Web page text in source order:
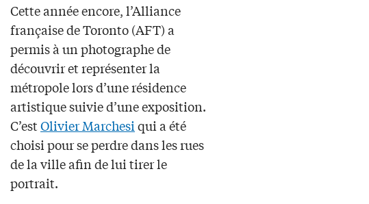
Cette année encore, l’Alliance
française de Toronto (AFT) a
permis à un photographe de
découvrir et représenter la
métropole lors d’une résidence
artistique suivie d’une exposition.
C’estOlivier Marchesiqui a été
choisi pour se perdre dans les rues
de la ville afin de lui tirer le
portrait.